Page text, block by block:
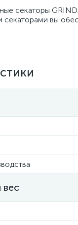
секаторы
секаторами вы
вес